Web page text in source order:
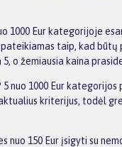
1000 Eur kategorijoje
taip, kad
o žemiausia kaina
5 nuo 1000 Eur
kriterijus, todėl
nuo 150 Eur įsigyti su